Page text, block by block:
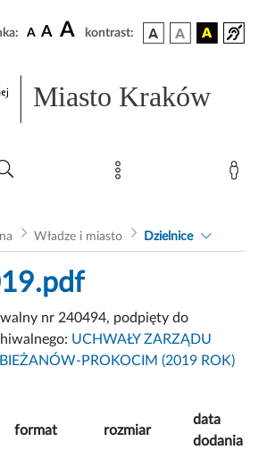
A A A kontrast:
Miasto Kraków
Władze i miasto Dzielnice
nr 240494, podpięty do
UCHWAŁY ZARZĄDU
BIEŻANÓW-PROKOCIM (2019 ROK)
format rozmiar
data
dodania